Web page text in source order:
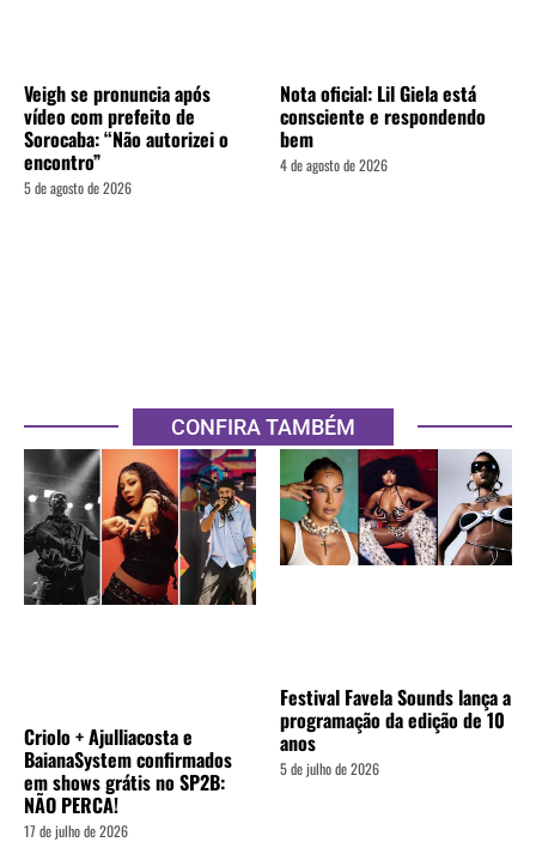
Veigh se pronuncia após
vídeo com prefeito de
Sorocaba: “Não autorizei o
encontro”
5 de agosto de 2026
Nota oficial: Lil Giela está
consciente e respondendo
bem
4 de agosto de 2026
CONFIRA TAMBÉM
Criolo + Ajulliacosta e
BaianaSystem confirmados
em shows grátis no SP2B:
NÃO PERCA!
17 de julho de 2026
Festival Favela Sounds lança a
programação da edição de 10
anos
5 de julho de 2026